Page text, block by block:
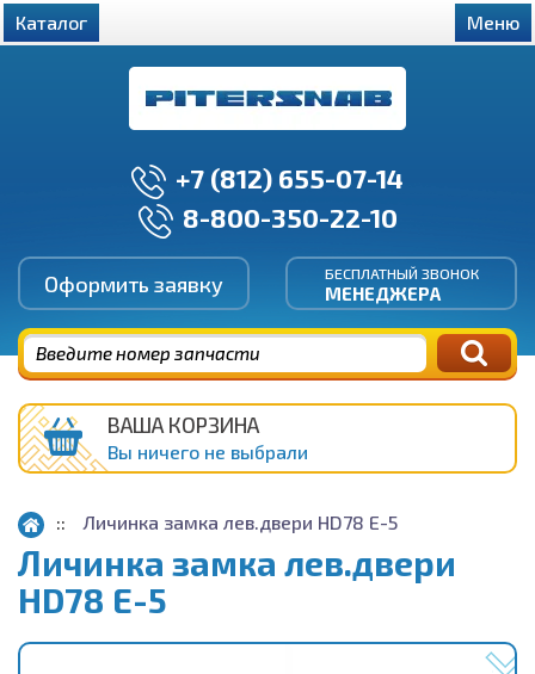
+7 (812) 655-07-14
8-800-350-22-10
Оформить заявку БЕСПЛАТНЫЙ ЗВОНОК
МЕНЕДЖЕРА
Каталог Меню
ВАША КОРЗИНА
Вы ничего не выбрали
Личинка замка лев.двери HD78 E-5
Личинка замка лев.двери
HD78 E-5